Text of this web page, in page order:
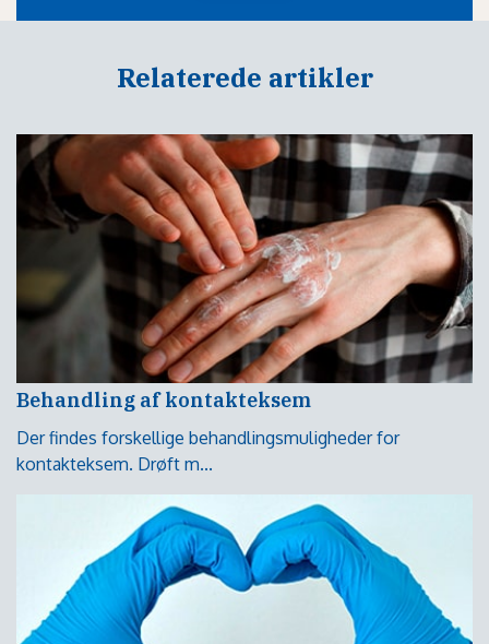
Relaterede artikler
Behandling af kontakteksem
Der findes forskellige behandlingsmuligheder for
kontakteksem. Drøft m...